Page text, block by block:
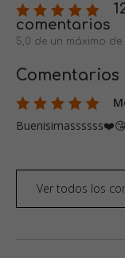
comentarios
5,0 de un máximo de
Comentarios
Ver todos los